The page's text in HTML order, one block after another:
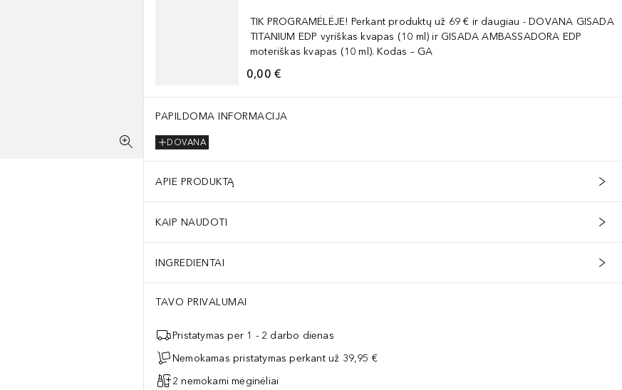
TIK PROGRAMĖLĖJE! Perkant produktų už 69 € ir daugiau - DOVANA GISADA
TITANIUM EDP vyriškas kvapas (10 ml) ir GISADA AMBASSADORA EDP
moteriškas kvapas (10 ml). Kodas – GA
0,00 €
PAPILDOMA INFORMACIJA
DOVANA
APIE PRODUKTĄ
KAIP NAUDOTI
INGREDIENTAI
TAVO PRIVALUMAI
Pristatymas per 1 - 2 darbo dienas
Nemokamas pristatymas perkant už 39,95 €
2 nemokami mėginėliai